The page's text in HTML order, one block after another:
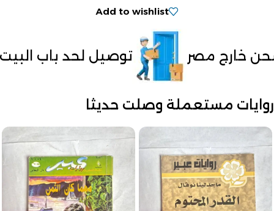
Add to wishlist
الدفع عند لحد باب البيت
روايات مستعملة وصلت حديثا